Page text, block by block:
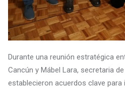
Durante una reunión estratégica
Cancún y Mábel Lara, secretaria
establecieron acuerdos clave